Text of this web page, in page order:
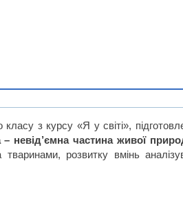
з курсу «Я у світі»,
невід’ємна частина живої
розвитку вмінь